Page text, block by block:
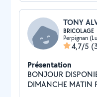
BRICOLAGE
Perpignan
4,7/5
Présentation
BONJOUR DISPONIBLE TOUS LES JOURS ET
DIMANCHE MATIN